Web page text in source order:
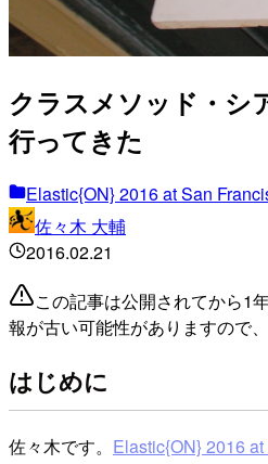
クラスメソッド・シ
行ってきた
Elastic{ON} 2016 at San
佐々木 大輔
2016.02.21
この記事は公開されてから1
報が古い可能性がありますので
はじめに
佐々木です。 Elastic{ON} 2016